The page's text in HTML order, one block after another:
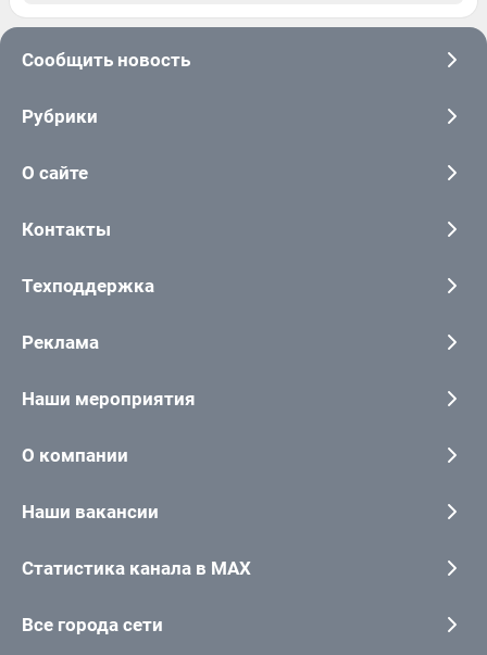
Сообщить новость
Рубрики
О сайте
Контакты
Техподдержка
Реклама
Наши мероприятия
О компании
Наши вакансии
Статистика канала в MAX
Все города сети